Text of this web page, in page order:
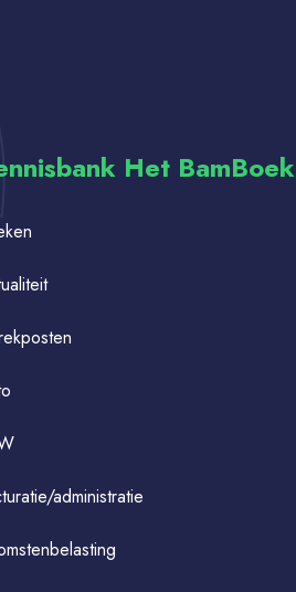
Het BamBoek
administratie